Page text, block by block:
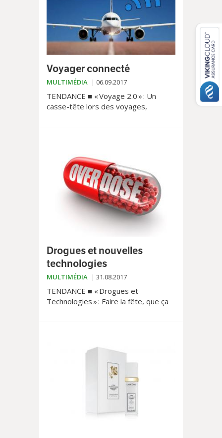
Voyager connecté
MULTIMÉDIA 06.09.2017
TENDANCE ■ « Voyage 2.0 » : Un
casse-tête lors des voyages,
Oui, mais qui et à quel prix ?
Drogues et nouvelles
technologies
MULTIMÉDIA 31.08.2017
TENDANCE ■ « Drogues et
Technologies » : Faire la fête, que ça